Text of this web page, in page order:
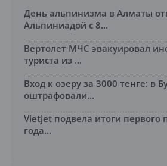
День альпинизма в Алматы
Альпиниадой с 8...
Вертолет МЧС эвакуировал
туриста из ...
Вход к озеру за 3000 тенге: в
оштрафовали...
Vietjet подвела итоги первого
года...